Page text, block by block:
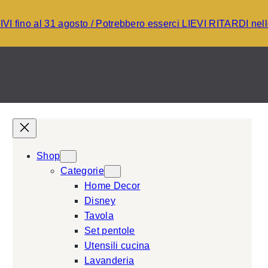
fino al 31 agosto / Potrebbero esserci LIEVI RITARDI
Shop
Categorie
Home Decor
Disney
Tavola
Set pentole
Utensili cucina
Lavanderia